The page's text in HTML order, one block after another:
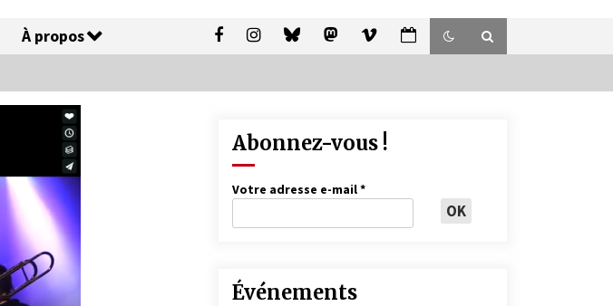
À propos
Abonnez-vous !
Votre adresse e-mail*
Événements